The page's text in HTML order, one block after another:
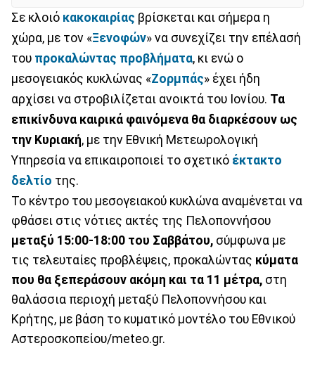
Σε κλοιό κακοκαιρίας βρίσκεται και σήμερα η
χώρα, με τον «Ξενοφών» να συνεχίζει την επέλασή
του προκαλώντας προβλήματα, κι ενώ ο
μεσογειακός κυκλώνας «Ζορμπάς» έχει ήδη
αρχίσει να στροβιλίζεται ανοικτά του Ιονίου. Τα
επικίνδυνα καιρικά φαινόμενα θα διαρκέσουν ως
την Κυριακή, με την Εθνική Μετεωρολογική
Υπηρεσία να επικαιροποιεί το σχετικό έκτακτο
δελτίο της.
Το κέντρο του μεσογειακού κυκλώνα αναμένεται να
φθάσει στις νότιες ακτές της Πελοποννήσου
μεταξύ 15:00-18:00 του Σαββάτου, σύμφωνα με
τις τελευταίες προβλέψεις, προκαλώντας κύματα
που θα ξεπεράσουν ακόμη και τα 11 μέτρα, στη
θαλάσσια περιοχή μεταξύ Πελοποννήσου και
Κρήτης, με βάση το κυματικό μοντέλο του Εθνικού
Αστεροσκοπείου/meteo.gr.